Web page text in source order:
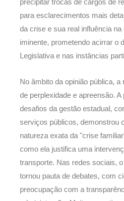
precipitar trocas de cargos de
para esclarecimentos mais
da crise e sua real influência na
iminente, prometendo acirrar o
Legislativa e nas instâncias
No âmbito da opinião pública,
de perplexidade e apreensão.
desafios da gestão estadual,
serviços públicos, demonstrou
natureza exata da "crise
como ela justifica uma
transporte. Nas redes sociais,
tornou pauta de debates, com
preocupação com a